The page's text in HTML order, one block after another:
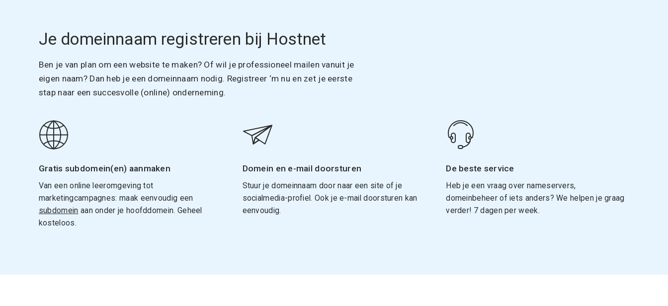
Je domeinnaam registreren bij Hostnet
Ben je van plan om een website te maken? Of wil je professioneel mailen vanuit je
eigen naam? Dan heb je een domeinnaam nodig. Registreer ‘m nu en zet je eerste
stap naar een succesvolle (online) onderneming.
Gratis subdomein(en) aanmaken
Van een online leeromgeving tot
marketingcampagnes: maak eenvoudig een
subdomein aan onder je hoofddomein. Geheel
kosteloos.
Domein en e-mail doorsturen
Stuur je domeinnaam door naar een site of je
socialmedia-profiel. Ook je e-mail doorsturen kan
eenvoudig.
De beste service
Heb je een vraag over nameservers,
domeinbeheer of iets anders? We helpen je graag
verder! 7 dagen per week.